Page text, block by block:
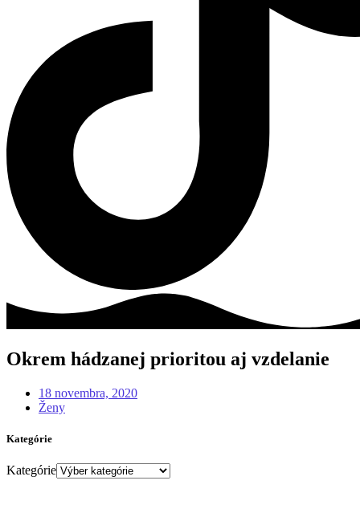
Okrem hádzanej prioritou aj vzdelanie
18 novembra, 2020
Ženy
Kategórie
Kategórie